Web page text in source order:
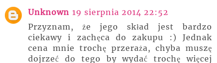
Unknown 19 sierpnia 2014 22:52
Przyznam, że jego skład jest bardzo
ciekawy i zachęca do zakupu :) Jednak
cena mnie trochę przeraża, chyba muszę
dojrzeć do tego by wydać trochę więcej